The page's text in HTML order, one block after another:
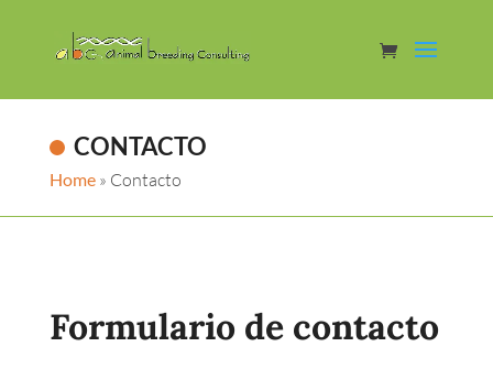
CONTACTO
Home» Contacto
Formulario de contacto